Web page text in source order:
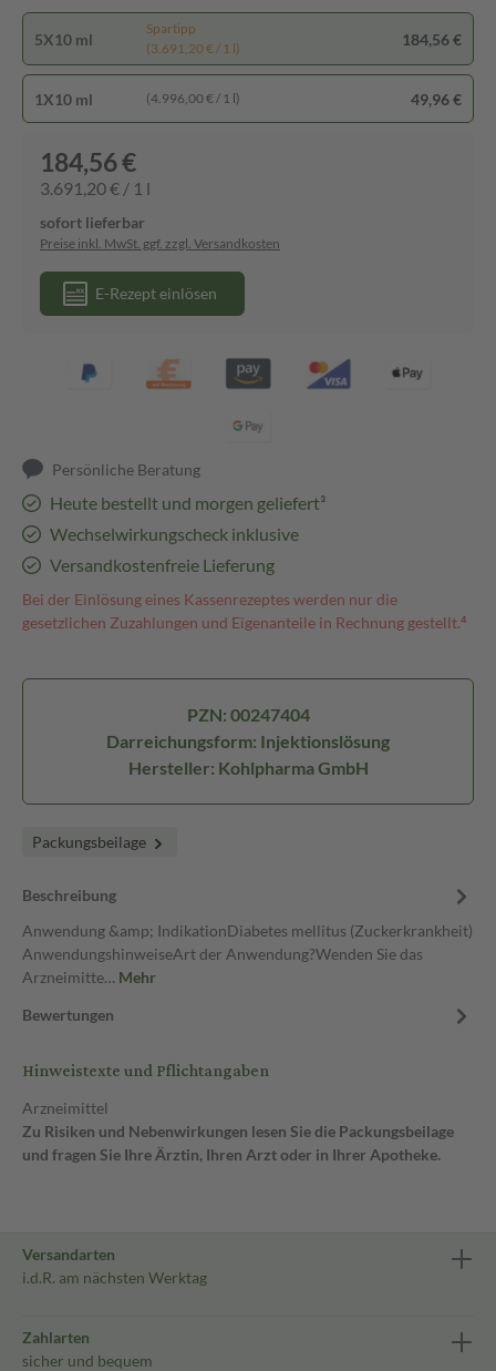
5X10 ml
Spartipp
(3.691,20 € / 1 l)
184,56 €
1X10 ml (4.996,00 € / 1 l) 49,96 €
184,56 €
3.691,20 € / 1 l
sofort lieferbar
Preise inkl. MwSt. ggf. zzgl. Versandkosten
E-Rezept einlösen
Persönliche Beratung
Heute bestellt und morgen geliefert³
Wechselwirkungscheck inklusive
Versandkostenfreie Lieferung
Bei der Einlösung eines Kassenrezeptes werden nur die
gesetzlichen Zuzahlungen und Eigenanteile in Rechnung gestellt.⁴
PZN: 00247404
Darreichungsform: Injektionslösung
Hersteller: Kohlpharma GmbH
Packungsbeilage
Beschreibung
Anwendung &amp; IndikationDiabetes mellitus (Zuckerkrankheit)
AnwendungshinweiseArt der Anwendung?Wenden Sie das
Arzneimitte… Mehr
Bewertungen
Hinweistexte und Pflichtangaben
Arzneimittel
Zu Risiken und Nebenwirkungen lesen Sie die Packungsbeilage
und fragen Sie Ihre Ärztin, Ihren Arzt oder in Ihrer Apotheke.
Versandarten
i.d.R. am nächsten Werktag
Zahlarten
sicher und bequem